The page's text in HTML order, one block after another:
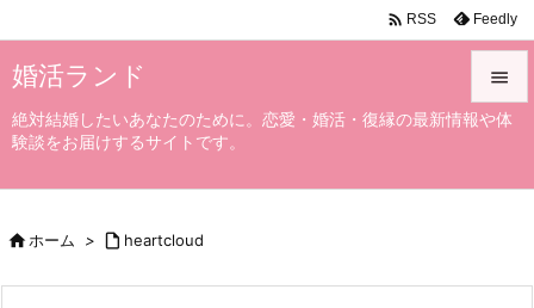
婚活ランド
絶対結婚したいあなたのために。恋愛・婚活・復縁の最新情報や体
験談をお届けするサイトです。



 RSS Feedly
ホーム >  heartcloud